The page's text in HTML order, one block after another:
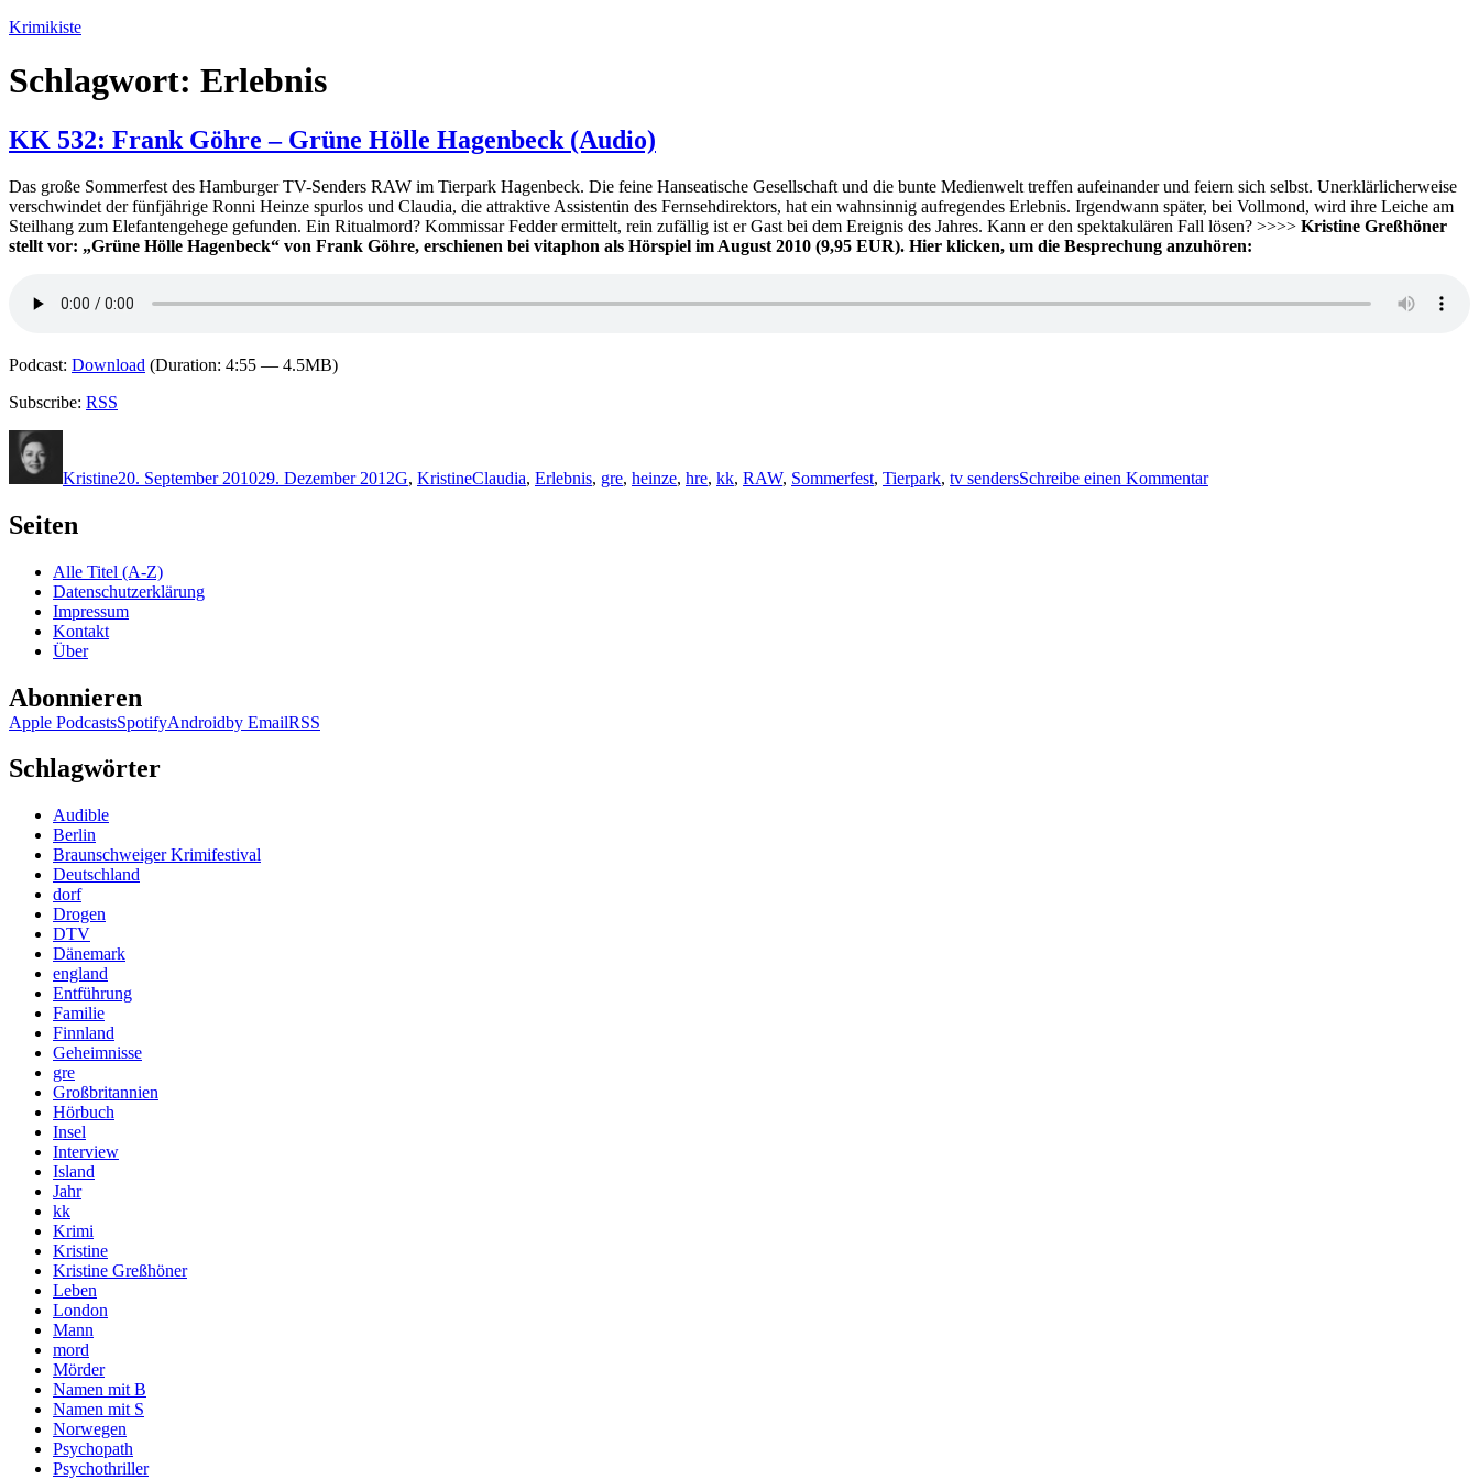
Zum
springen
Krimikiste
Schlagwort: Erlebnis
KK 532: Frank Göhre – Grüne Hölle Hagenbeck (Audio)
Das große Sommerfest des Hamburger TV-Senders RAW im Tierpark Hagenbeck. Die feine Hanseatische Gesellschaft und die bunte Medienwelt treffen aufeinander und feiern sich selbst. Unerklärlicherweise
verschwindet der fünfjährige Ronni Heinze spurlos und Claudia, die attraktive Assistentin des Fernsehdirektors, hat ein wahnsinnig aufregendes Erlebnis. Irgendwann später, bei Vollmond, wird ihre Leiche am
Steilhang zum Elefantengehege gefunden. Ein Ritualmord? Kommissar Fedder ermittelt, rein zufällig ist er Gast bei dem Ereignis des Jahres. Kann er den spektakulären Fall lösen? >>>> Kristine Greßhöner
stellt vor: „Grüne Hölle Hagenbeck“ von Frank Göhre, erschienen bei vitaphon als Hörspiel im August 2010 (9,95 EUR). Hier klicken, um die Besprechung anzuhören:
Podcast: Download (Duration: 4:55 — 4.5MB)
Subscribe: RSS
Kristine20. September 201029. Dezember 2012G, KristineClaudia, Erlebnis, gre, heinze, hre, kk, RAW, Sommerfest, Tierpark, tv sendersSchreibe einen Kommentar532:
Seiten
Alle Titel (A-Z)
Datenschutzerklärung
Impressum
Kontakt
Über
Abonnieren
Apple PodcastsSpotifyAndroidby EmailRSS
Schlagwörter
Audible
Berlin
Braunschweiger Krimifestival
Deutschland
dorf
Drogen
DTV
Dänemark
england
Entführung
Familie
Finnland
Geheimnisse
gre
Großbritannien
Hörbuch
Insel
Interview
Island
Jahr
kk
Krimi
Kristine
Kristine Greßhöner
Leben
London
Mann
mord
Mörder
Namen mit B
Namen mit S
Norwegen
Psychopath
Psychothriller